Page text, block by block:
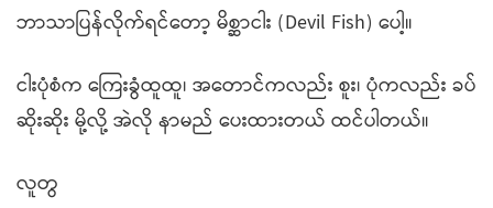
ဘာသာပြန်လိုက်ရင်တော့ မိစ္ဆာငါး (Devil Fish) ပေါ့။
ငါးပုံစံက ကြေးခွံထူထူ၊ အတောင်ကလည်း စူး၊ ပုံကလည်း ခပ်
ဆိုးဆိုး မို့လို့ အဲလို နာမည် ပေးထားတယ် ထင်ပါတယ်။
လူတွ